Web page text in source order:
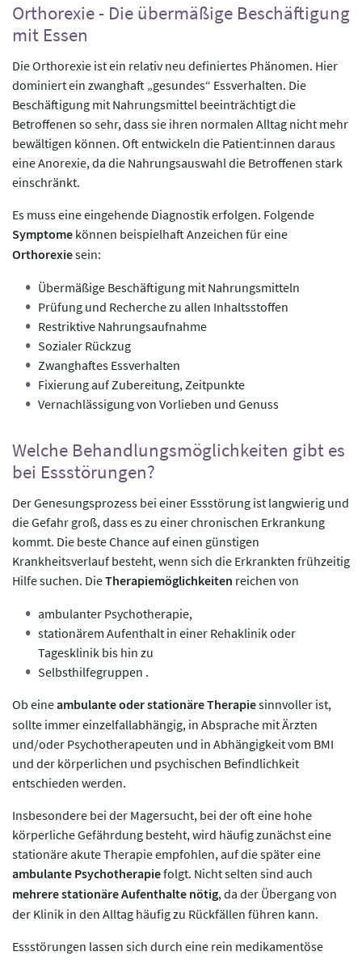
Orthorexie - Die übermäßige Beschäftigung
mit Essen
Die Orthorexie ist ein relativ neu definiertes Phänomen. Hier
dominiert ein zwanghaft „gesundes“ Essverhalten. Die
Beschäftigung mit Nahrungsmittel beeinträchtigt die
Betroffenen so sehr, dass sie ihren normalen Alltag nicht mehr
bewältigen können. Oft entwickeln die Patient:innen daraus
eine Anorexie, da die Nahrungsauswahl die Betroffenen stark
einschränkt.
Es muss eine eingehende Diagnostik erfolgen. Folgende
Symptome können beispielhaft Anzeichen für eine
Orthorexiesein:
Übermäßige Beschäftigung mit Nahrungsmitteln
Prüfung und Recherche zu allen Inhaltsstoffen
Restriktive Nahrungsaufnahme
Sozialer Rückzug
Zwanghaftes Essverhalten
Fixierung auf Zubereitung, Zeitpunkte
Vernachlässigung von Vorlieben und Genuss
Welche Behandlungsmöglichkeiten gibt es
bei Essstörungen?
Der Genesungsprozess bei einer Essstörung ist langwierig und
die Gefahr groß, dass es zu einer chronischen Erkrankung
kommt. Die beste Chance auf einen günstigen
Krankheitsverlauf besteht, wenn sich die Erkrankten frühzeitig
Hilfe suchen. DieTherapiemöglichkeiten reichen von
ambulanter Psychotherapie,
stationärem Aufenthalt in einer Rehaklinik oder
Tagesklinik bis hin zu
Selbsthilfegruppen .
Ob eineambulante oder stationäre Therapiesinnvoller ist,
sollte immer einzelfallabhängig, in Absprache mit Ärzten
und/oder Psychotherapeuten und in Abhängigkeit vom BMI
und der körperlichen und psychischen Befindlichkeit
entschieden werden.
Insbesondere bei der Magersucht, bei der oft eine hohe
körperliche Gefährdung besteht, wird häufig zunächst eine
stationäre akute Therapie empfohlen, auf die später eine
ambulante Psychotherapiefolgt. Nicht selten sind auch
mehrere stationäre Aufenthalte nötig, da der Übergang von
der Klinik in den Alltag häufig zu Rückfällen führen kann.
Essstörungen lassen sich durch eine rein medikamentöse